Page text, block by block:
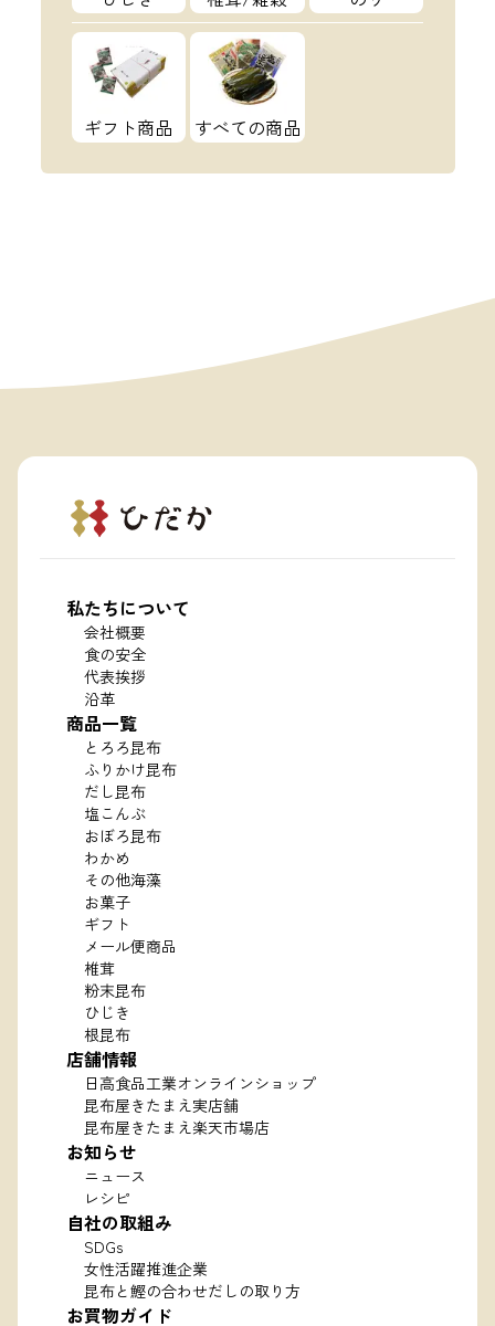
ギフト商品 すべての商品
私たちについて
会社概要
食の安全
代表挨拶
沿革
商品一覧
とろろ昆布
ふりかけ昆布
だし昆布
塩こんぶ
おぼろ昆布
わかめ
その他海藻
お菓子
ギフト
メール便商品
椎茸
粉末昆布
ひじき
根昆布
店舗情報
日高食品工業オンラインショップ
昆布屋きたまえ実店舗
昆布屋きたまえ楽天市場店
お知らせ
ニュース
レシピ
自社の取組み
SDGs
女性活躍推進企業
昆布と鰹の合わせだしの取り方
お買物ガイド